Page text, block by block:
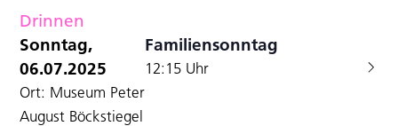
Drinnen
Sonntag,
06.07.2025
Familiensonntag
12:15 Uhr
Ort: Museum Peter
August Böckstiegel